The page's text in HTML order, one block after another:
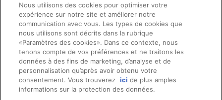
Prendre rendez-vous
Essai sur route
Protection des données Mentions légales
Conseil en ligne mentions légales
Directive cookies Impressum
Nous utilisons des cookies pour optimiser votre
expérience sur notre site et améliorer notre
communication avec vous. Les types de cookies que
nous utilisons sont décrits dans la rubrique
«Paramètres des cookies». Dans ce contexte, nous
tenons compte de vos préférences et ne traitons les
données à des fins de marketing, d’analyse et de
personnalisation qu’après avoir obtenu votre
consentement. Vous trouverez ici de plus amples
informations sur la protection des données.